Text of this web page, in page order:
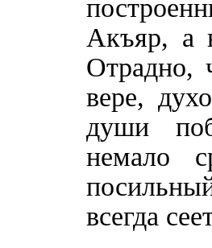
Акъяр, а
Отрадно,
вере,
души
немало
всегда